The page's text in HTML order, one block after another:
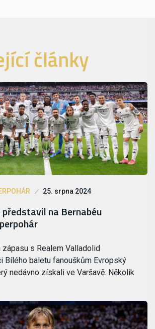
články
25. srpna 2024
na Bernabéu
zápasu s Realem Valladolid
Bílého baletu fanouškům Evropský
nedávno získali ve Varšavě. Několik